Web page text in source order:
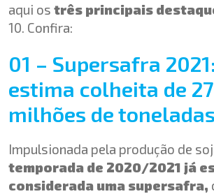
aqui os três principais
10. Confira:
01 – Supersafra
estima colheita de
milhões de
Impulsionada pela produção de
temporada de 2020/2021 já
considerada uma supersafra,